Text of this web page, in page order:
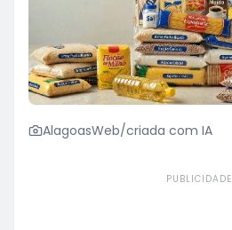
AlagoasWeb/criada com IA
PUBLICIDADE